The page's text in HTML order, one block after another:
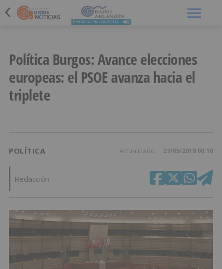
Política Burgos: Avance elecciones
europeas: el PSOE avanza hacia el
triplete
POLÍTICA Actualizado 27/05/2019 00:10
Redacción